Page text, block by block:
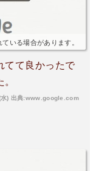
いる場合があります。
てて良かったで
) 出典:www.google.com